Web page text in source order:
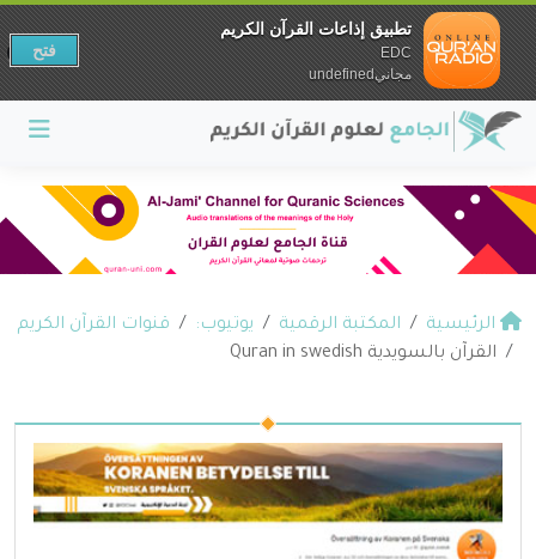
الرئيسية المكتبة الرقمية يوتيوب:
قنوات القرآن الكريم
القرآن بالسويدية Quran in swedish
تطبيق إذاعات القرآن الكريم
EDC
مجانيundefined
فتح